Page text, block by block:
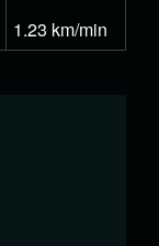
1.23 km/min